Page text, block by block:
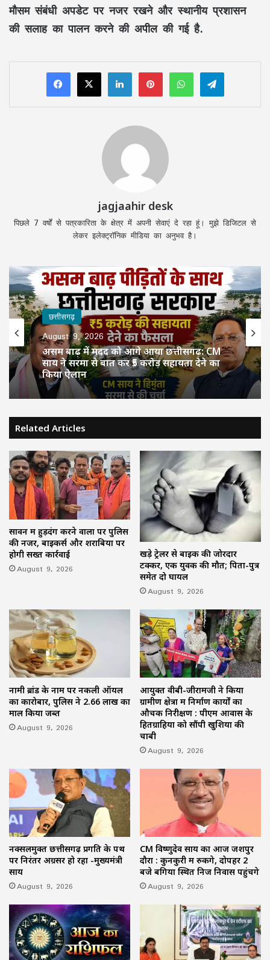
मौसम संबंधी अपडेट पर नजर रखने और स्थानीय प्रशासन
की सलाह का पालन करने की अपील की गई है.
LinkedInPinterestWhatsAppTelegram
jagjaahir desk
पिछले 7 वर्षों से पत्रकारिता के क्षेत्र में अपनी सेवाएं दे रहा हूं। मुझे डिजिटल से
लेकर इलेक्ट्रॉनिक मीडिया का अनुभव है।
छत्तीसगढ़
August 9, 2026
असम बाढ़ में मदद को आगे आया छत्तीसगढ़: CM
साय ने सरमा से बात कर ₹5 करोड़ सहायता देने का
किया ऐलान
Related Articles
सावन में हुड़दंग करने वालों पर पुलिस
की नजर, बाइकर्स और शराबियों पर
होगी सख्त कार्रवाई
August 9, 2026
खड़े ट्रेलर से बाइक की जोरदार
टक्कर, एक युवक की मौत; पिता-पुत्र
समेत दो घायल
August 9, 2026
नामी ब्रांड के नाम पर नकली ऑयल
का कारोबार, पुलिस ने 2.66 लाख का
माल किया जब्त
August 9, 2026
आयुक्त वीबी-जीरामजी ने किया
ग्रामीण क्षेत्रों में निर्माण कार्यों का
औचक निरीक्षण : पीएम आवास के
हितग्राहियों को सौंपी खुशियों की
चाबी
August 9, 2026
नक्सलमुक्त छत्तीसगढ़ प्रगति के पथ
पर निरंतर अग्रसर हो रहा -मुख्यमंत्री
साय
August 9, 2026
CM विष्णुदेव साय का आज जशपुर
दौरा : कुनकुरी में रुकेंगे, दोपहर 2
बजे बगिया स्थित निज निवास पहुंचेंगे
August 9, 2026